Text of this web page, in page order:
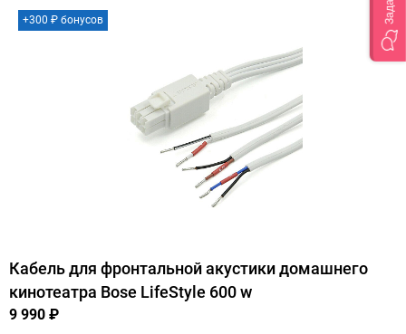
+300 ₽ бонусов
Кабель для фронтальной акустики домашнего
кинотеатра Bose LifeStyle 600 w
9 990 ₽